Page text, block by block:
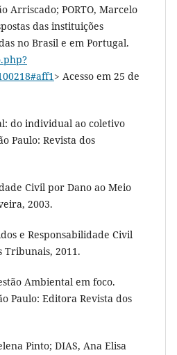
Arriscado; PORTO, Marcelo
das instituições
no Brasil e em Portugal.
> Acesso em 25 de
do individual ao coletivo
Paulo: Revista dos
Civil por Dano ao Meio
2003.
e Responsabilidade Civil
Tribunais, 2011.
Ambiental em foco.
Paulo: Editora Revista dos
Pinto; DIAS, Ana Elisa